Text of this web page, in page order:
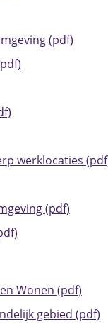
(pdf)
werklocaties
(pdf)
Wonen (pdf)
gebied (pdf)